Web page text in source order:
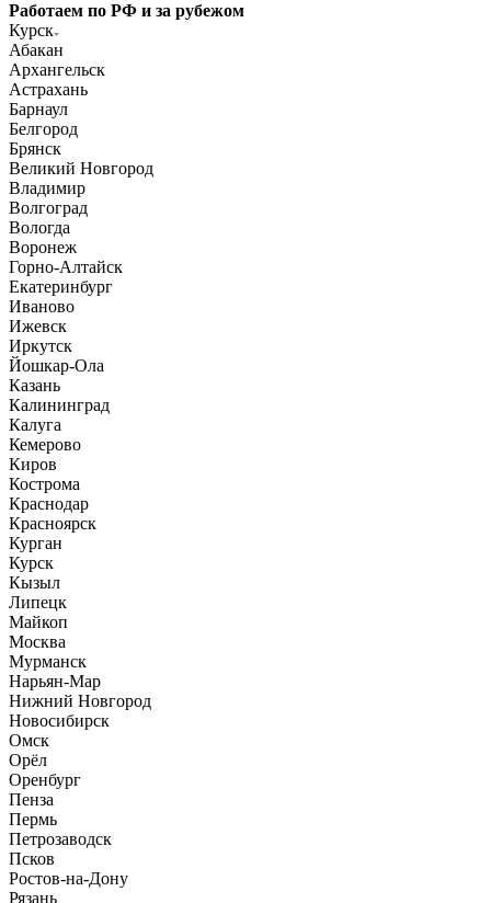
Работаем по РФ и за рубежом
Курск
Абакан
Архангельск
Астрахань
Барнаул
Белгород
Брянск
Великий Новгород
Владимир
Волгоград
Вологда
Воронеж
Горно-Алтайск
Екатеринбург
Иваново
Ижевск
Иркутск
Йошкар-Ола
Казань
Калининград
Калуга
Кемерово
Киров
Кострома
Краснодар
Красноярск
Курган
Курск
Кызыл
Липецк
Майкоп
Москва
Мурманск
Нарьян-Мар
Нижний Новгород
Новосибирск
Омск
Орёл
Оренбург
Пенза
Пермь
Петрозаводск
Псков
Ростов-на-Дону
Рязань